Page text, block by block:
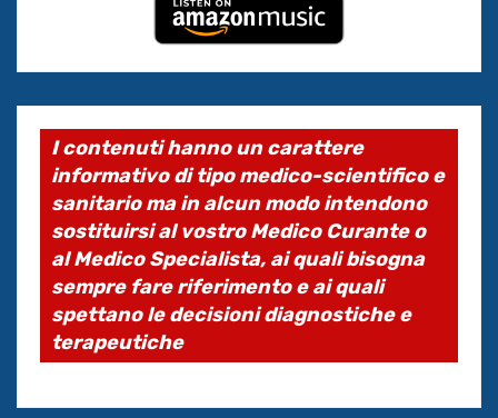
I contenuti hanno un carattere
informativo di tipo medico-scientifico e
sanitario ma in alcun modo intendono
sostituirsi al vostro Medico Curante o
al Medico Specialista, ai quali bisogna
sempre fare riferimento e ai quali
spettano le decisioni diagnostiche e
terapeutiche